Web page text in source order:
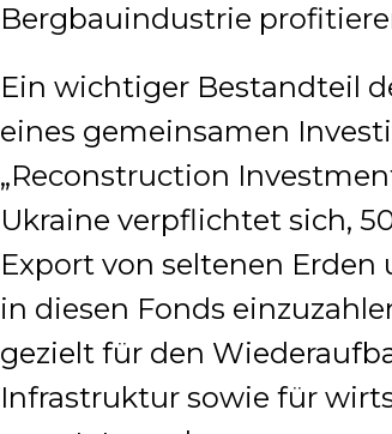
Bergbauindustrie
Ein wichtiger Bestandteil
eines gemeinsamen
„Reconstruction
Ukraine verpflichtet sich,
Export von seltenen
in diesen Fonds
gezielt für den
Infrastruktur sowie für